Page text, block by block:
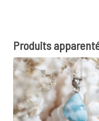
Produits
42€ 55€